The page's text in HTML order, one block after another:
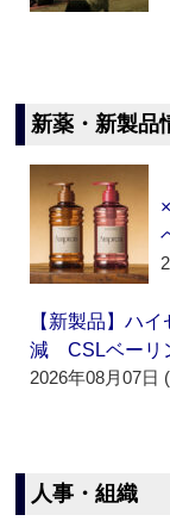
新薬・新製品
【新製品】ハ
減 CSLベーリ
2026年08月07日
人事・組織